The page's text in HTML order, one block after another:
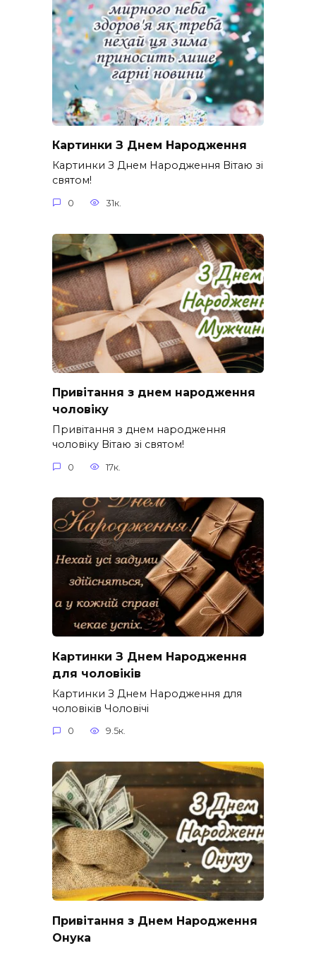
Картинки З Днем Народження
Картинки З Днем Народження Вітаю зі
святом!
0 31к.
Привітання з днем народження
чоловіку
Привітання з днем народження
чоловіку Вітаю зі святом!
0 17к.
Картинки З Днем Народження
для чоловіків​
Картинки З Днем Народження для
чоловіків​ Чоловічі
0 9.5к.
Привітання з Днем Народження
Онука